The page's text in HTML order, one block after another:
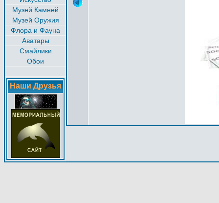
Музей Камней
Музей Оружия
Флора и Фауна
Аватары
Смайлики
Обои
Наши Друзья